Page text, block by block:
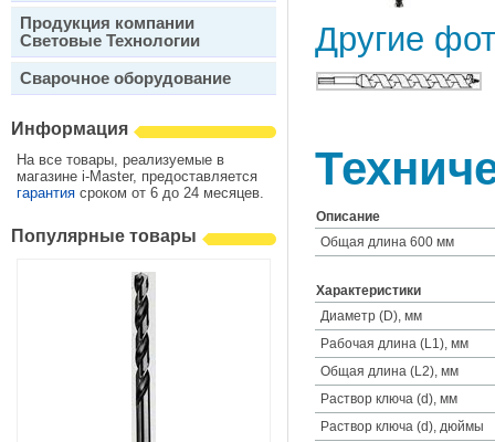
Продукция компании
Световые Технологии
Сварочное оборудование
Информация
На все товары, реализуемые в
магазине i-Master, предоставляется
гарантия сроком от 6 до 24 месяцев.
Популярные товары
Другие
Описание
Общая длина 600 мм
Характеристики
Диаметр (D), мм
Рабочая длина (L1), мм
Общая длина (L2), мм
Раствор ключа (d), мм
Раствор ключа (d), дюймы